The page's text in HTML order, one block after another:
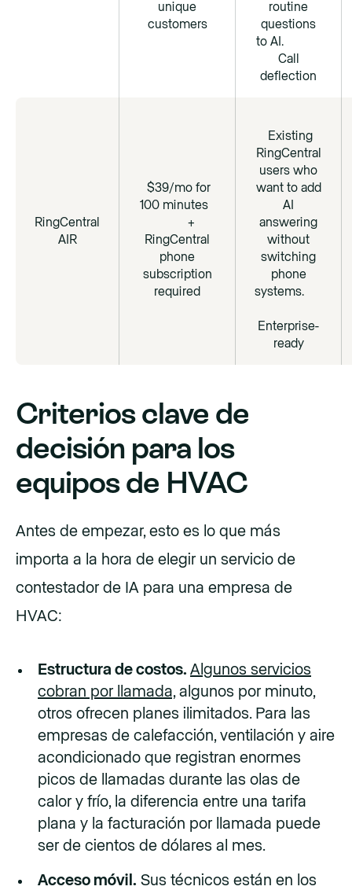
unique
customers
routine
questions
to AI.
Call
deflection
RingCentral
AIR
$39/mo for
100 minutes
+
RingCentral
phone
subscription
required
Existing
RingCentral
users who
want to add
AI
answering
without
switching
phone
systems.
Enterprise-
ready
Criterios clave de
decisión para los
equipos de HVAC
Antes de empezar, esto es lo que más
importa a la hora de elegir un servicio de
contestador de IA para una empresa de
HVAC:
Estructura de costos. Algunos servicios
cobran por llamada,algunos por minuto,
otros ofrecen planes ilimitados. Para las
empresas de calefacción, ventilación y aire
acondicionado que registran enormes
picos de llamadas durante las olas de
calor y frío, la diferencia entre una tarifa
plana y la facturación por llamada puede
ser de cientos de dólares al mes.
Acceso móvil. Sus técnicos están en los